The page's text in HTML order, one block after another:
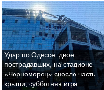
Удар по Одессе: двое
пострадавших, на стадионе
«Черноморец» снесло часть
крыши, субботняя игра